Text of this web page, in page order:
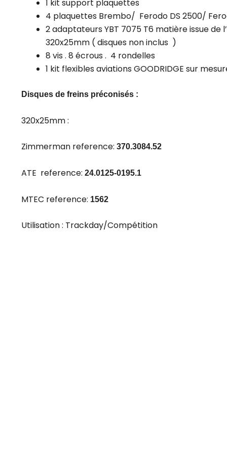
1 kit support plaquettes
4 plaquettes Brembo/ Ferodo DS 2500/
2 adaptateurs YBT 7075 T6 matière issue de
320x25mm ( disques non inclus )
8 vis . 8 écrous . 4 rondelles
1 kit flexibles aviations GOODRIDGE sur
Disques de freins préconisés :
320x25mm :
Zimmerman reference: 370.3084.52
ATE reference: 24.0125-0195.1
MTEC reference: 1562
Utilisation : Trackday/Compétition